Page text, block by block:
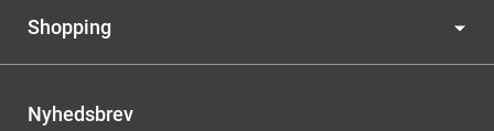
Shopping
Nyhedsbrev